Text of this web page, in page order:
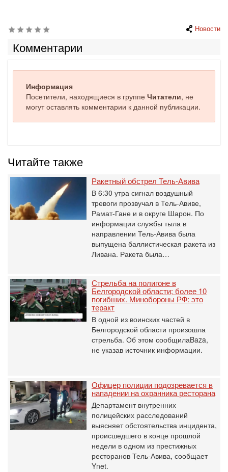
Новости
Комментарии
Информация
Посетители, находящиеся в группе Читатели, не
могут оставлять комментарии к данной публикации.
Читайте также
Ракетный обстрел Тель-Авива
В 6:30 утра сигнал воздушный
тревоги прозвучал в Тель-Авиве,
Рамат-Гане и в округе Шарон. По
информации службы тыла в
направлении Тель-Авива была
выпущена баллистическая ракета из
Ливана. Ракета была…
Стрельба на полигоне в
Белгородской области; более 10
погибших. Минобороны РФ: это
теракт
В одной из воинских частей в
Белгородской области произошла
стрельба. Об этом сообщилаBaza,
не указав источник информации.
Офицер полиции подозревается в
нападении на охранника ресторана
Департамент внутренних
полицейских расследований
выясняет обстоятельства инцидента,
происшедшего в конце прошлой
недели в одном из престижных
ресторанов Тель-Авива, сообщает
Ynet.